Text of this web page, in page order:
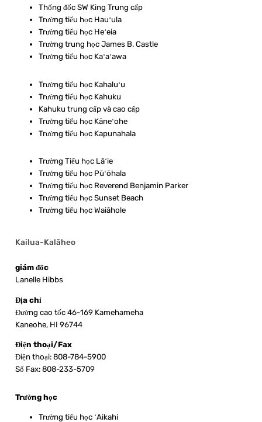
Thống đốc SW King Trung cấp
Trường tiểu học Hauʻula
Trường tiểu học Heʻeia
Trường trung học James B. Castle
Trường tiểu học Kaʻaʻawa
Trường tiểu học Kahaluʻu
Trường tiểu học Kahuku
Kahuku trung cấp và cao cấp
Trường tiểu học Kāneʻohe
Trường tiểu học Kapunahala
Trường Tiểu học Lāʻie
Trường tiểu học Pūʻōhala
Trường tiểu học Reverend Benjamin Parker
Trường tiểu học Sunset Beach
Trường tiểu học Waiāhole
Kailua-Kalāheo
giám đốc
Lanelle Hibbs
Địa chỉ
Đường cao tốc 46-169 Kamehameha
Kaneohe, HI 96744
Điện thoại/Fax
Điện thoại: 808-784-5900
Số Fax: 808-233-5709
Trường học
Trường tiểu học ʻAikahi